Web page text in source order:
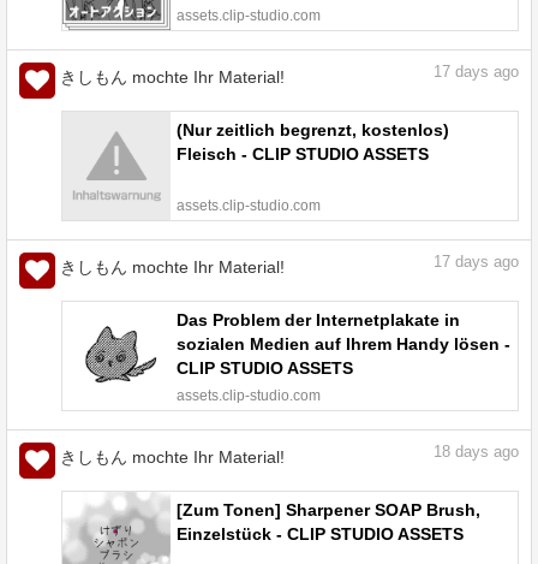
assets.clip-studio.com
きしもん mochte Ihr Material! 17 days ago
(Nur zeitlich begrenzt, kostenlos)
Fleisch - CLIP STUDIO ASSETS
assets.clip-studio.com
きしもん mochte Ihr Material! 17 days ago
Das Problem der Internetplakate in
sozialen Medien auf Ihrem Handy lösen -
CLIP STUDIO ASSETS
assets.clip-studio.com
きしもん mochte Ihr Material! 18 days ago
[Zum Tonen] Sharpener SOAP Brush,
Einzelstück - CLIP STUDIO ASSETS